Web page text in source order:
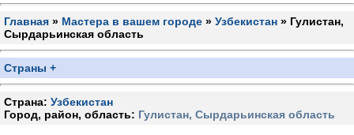
Главная » Мастера в вашем городе » Узбекистан » Гулистан,
Сырдарьинская область
Страны +
Страна: Узбекистан
Город, район, область: Гулистан, Сырдарьинская область